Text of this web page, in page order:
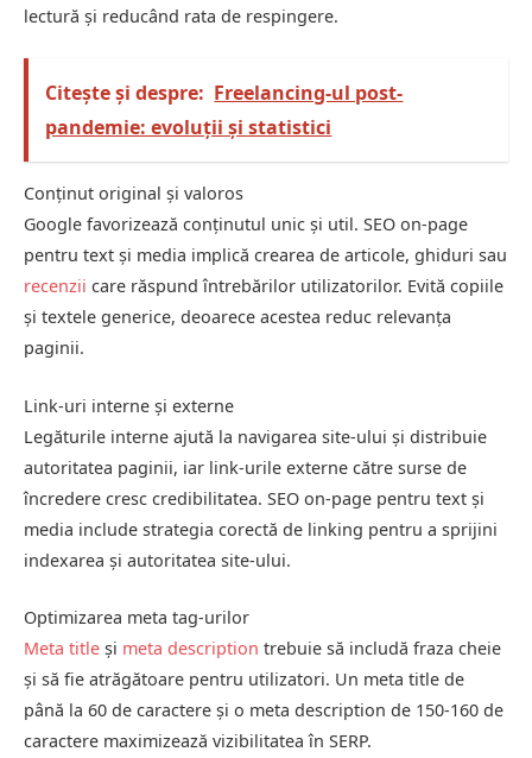
lectură și reducând rata de respingere.
Citește și despre: Freelancing-ul post-
pandemie: evoluții și statistici
Conținut original și valoros
Google favorizează conținutul unic și util. SEO on-page
pentru text și media implică crearea de articole, ghiduri sau
recenzii care răspund întrebărilor utilizatorilor. Evită copiile
și textele generice, deoarece acestea reduc relevanța
paginii.
Link-uri interne și externe
Legăturile interne ajută la navigarea site-ului și distribuie
autoritatea paginii, iar link-urile externe către surse de
încredere cresc credibilitatea. SEO on-page pentru text și
media include strategia corectă de linking pentru a sprijini
indexarea și autoritatea site-ului.
Optimizarea meta tag-urilor
Meta title și meta description trebuie să includă fraza cheie
și să fie atrăgătoare pentru utilizatori. Un meta title de
până la 60 de caractere și o meta description de 150-160 de
caractere maximizează vizibilitatea în SERP.